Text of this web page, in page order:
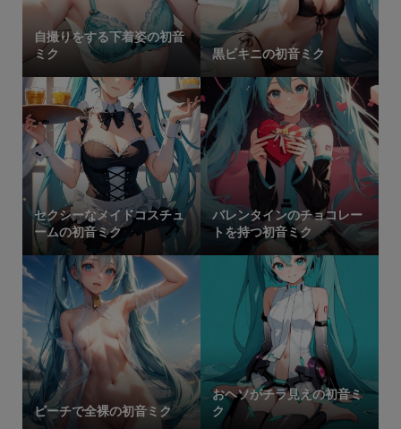
自撮りをする下着姿の初音
ミク
黒ビキニの初音ミク
セクシーなメイドコスチュ
ームの初音ミク
バレンタインのチョコレー
トを持つ初音ミク
ビーチで全裸の初音ミク
おヘソがチラ見えの初音ミ
ク